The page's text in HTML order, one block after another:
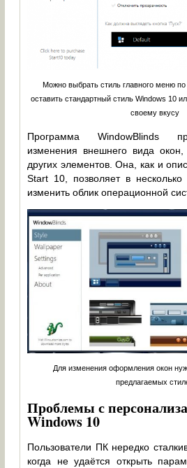
Можно выбрать стиль главного меню по
оставить стандартный стиль Windows 10
своему вкусу
Программа WindowBlinds
изменения внешнего вида
других элементов. Она, как и
Start 10, позволяет в несколько
изменить облик операционной
Для изменения оформления окон
предлагаемых
Проблемы с
Windows 10
Пользователи ПК нередко
когда не удаётся открыть